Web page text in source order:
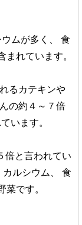
ムが多く、
食
れています。
るカテキンや
の約４～７倍
います。
倍と言われてい
ルシウム、
食
です。